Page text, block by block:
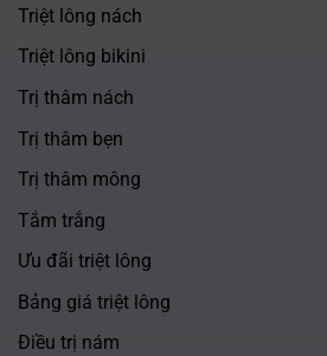
Triệt lông nách
Triệt lông bikini
Trị thâm nách
Trị thâm bẹn
Trị thâm mông
Tắm trắng
Ưu đãi triệt lông
Bảng giá triệt lông
Điều trị nám